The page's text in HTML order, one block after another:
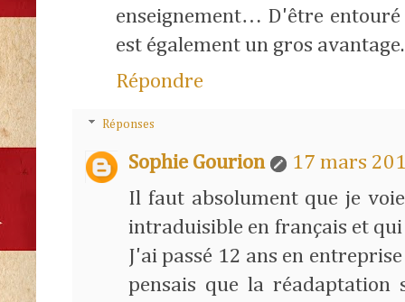
enseignement… D'être entouré
est également un gros avantage.
Répondre
Réponses
Sophie Gourion
17 mars
Il faut absolument que je
intraduisible en français et
J'ai passé 12 ans en
pensais que la réadaptation